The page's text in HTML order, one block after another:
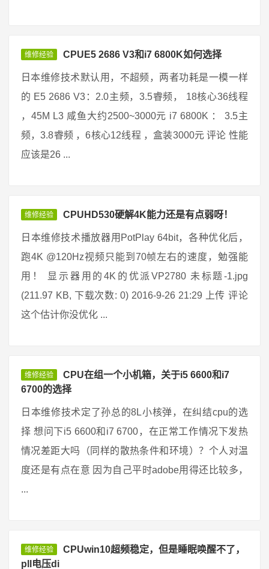
维修经验 CPUE5 2686 V3和i7 6800K如何选择
日本维修技术默认用，不超频，两者功耗是一模一样
的 E5 2686 V3：2.0主频，3.5睿频， 18核心36线程
，45M L3 咸鱼大约2500~3000元 i7 6800K ： 3.5主
频，3.8睿频 ，6核心12线程 ，盒装3000元 评论 性能
应该是26 ...
维修经验 CPUHD530硬解4K能力还是有点弱呀！
日本维修技术播放器用PotPlay 64bit，各种优化后，
跑4K @120Hz视频只能到70帧左右的速度，勉强能
用！ 显示器用的4K的优派VP2780 未标题-1.jpg
(211.97 KB, 下载次数: 0) 2016-9-26 21:29 上传 评论
这个估计你没优化 ...
维修经验
CPU在组一个小机箱，关于i5 6600和i7
6700的选择
日本维修技术定了孙总的8L小核弹，在纠结cpu的选
择 想问下i5 6600和i7 6700，在正常工作情况下发热
情况差距大吗（同样的散热条件和环境）？个人对温
度还是有点在意 因为自己平时adobe用得还比较多，
...
维修经验
CPUwin10超频稳定，但是睡眠唤醒不了，
pll电压di